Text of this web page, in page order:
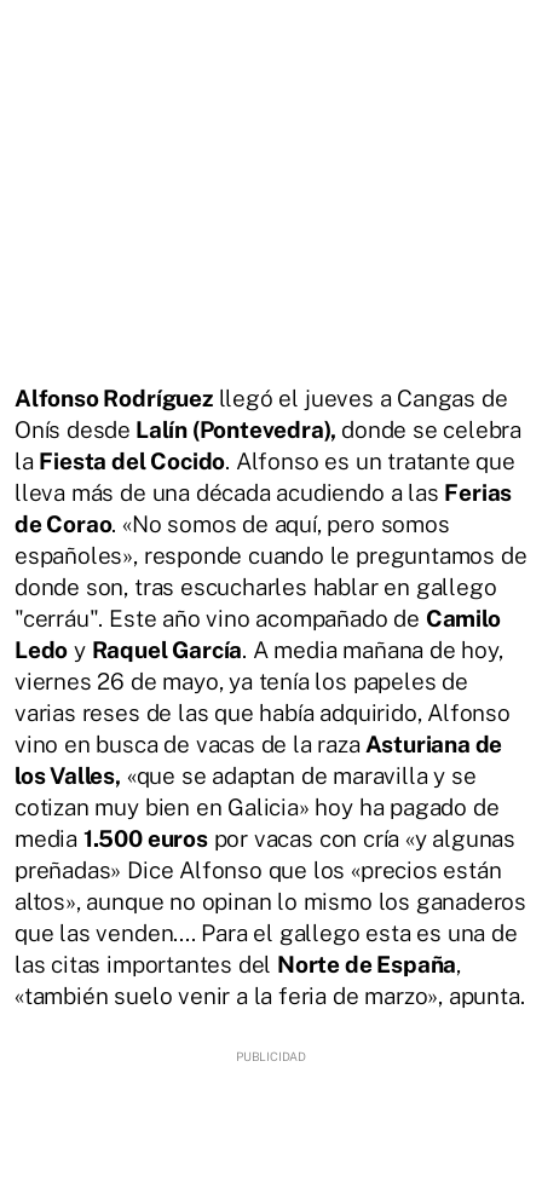
Alfonso Rodríguezllegó el jueves a Cangas de
Onís desde Lalín (Pontevedra), donde se celebra
la Fiesta del Cocido. Alfonso es un tratante que
lleva más de una década acudiendo a las Ferias
de Corao. «No somos de aquí, pero somos
españoles», responde cuando le preguntamos de
donde son, tras escucharles hablar en gallego
"cerráu". Este año vino acompañado de Camilo
Ledo y Raquel García. A media mañana de hoy,
viernes 26 de mayo, ya tenía los papeles de
varias reses de las que había adquirido, Alfonso
vino en busca de vacas de la raza Asturiana de
los Valles, «que se adaptan de maravilla y se
cotizan muy bien en Galicia» hoy ha pagado de
media 1.500 eurospor vacas con cría «y algunas
preñadas» Dice Alfonso que los «precios están
altos», aunque no opinan lo mismo los ganaderos
que las venden.... Para el gallego esta es una de
las citas importantes del Norte de España,
«también suelo venir a la feria de marzo», apunta.